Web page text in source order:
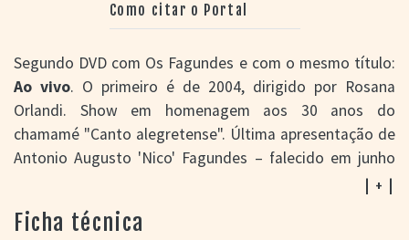
Como citar o Portal
Segundo DVD com Os Fagundes e com o mesmo título:
Ao vivo. O primeiro é de 2004, dirigido por Rosana
Orlandi. Show em homenagem aos 30 anos do
chamamé "Canto alegretense". Última apresentação de
Antonio Augusto 'Nico' Fagundes – falecido em junho
de 2015. Ele está ao lado dos sobrinhos Neto, Ernesto e
Paulinho e do irmão Euclides Fagundes Filho, o
Bagre. Nico se retira ao final da faixa 05, volta na 13 até
| + |
Ficha técnica